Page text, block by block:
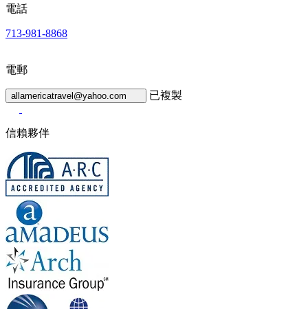
電話
713-981-8868
電郵
allamericatravel@yahoo.com 已複製
信賴夥伴